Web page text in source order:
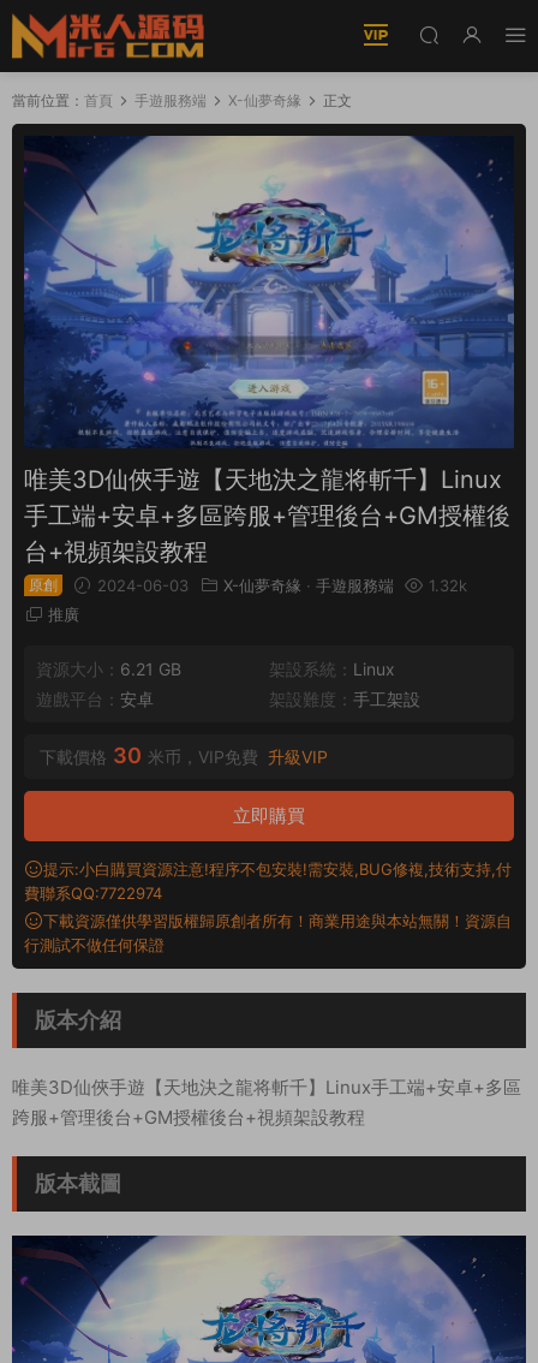
當前位置： 首頁 手遊服務端 X-仙夢奇緣 正文
唯美3D仙俠手遊【天地決之龍将斬千】Linux
手工端+安卓+多區跨服+管理後台+GM授權後
台+視頻架設教程
原創 2024-06-03 X-仙夢奇緣 · 手遊服務端
1.32k
推廣
資源大小： 6.21 GB 架設系統： Linux
遊戲平台： 安卓 架設難度： 手工架設
下載價格 30 米币，VIP免費 升級VIP
立即購買
提示:小白購買資源注意!程序不包安裝!需安裝,BUG修複,技術支持,付
費聯系QQ:7722974
下載資源僅供學習版權歸原創者所有！商業用途與本站無關！資源自
行測試不做任何保證
版本介紹
唯美3D仙俠手遊【天地決之龍将斬千】Linux手工端+安卓+多區
跨服+管理後台+GM授權後台+視頻架設教程
版本截圖